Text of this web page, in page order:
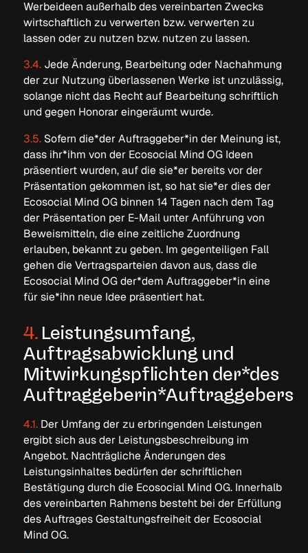
Werbeideen außerhalb des vereinbarten Zwecks
wirtschaftlich zu verwerten bzw. verwerten zu
lassen oder zu nutzen bzw. nutzen zu lassen.
3.4.Jede Änderung, Bearbeitung oder Nachahmung
der zur Nutzung überlassenen Werke ist unzulässig,
solange nicht das Recht auf Bearbeitung schriftlich
und gegen Honorar eingeräumt wurde.
3.5.Sofern die*der Auftraggeber*in der Meinung ist,
dass ihr*ihm von der Ecosocial Mind OG Ideen
präsentiert wurden, auf die sie*er bereits vor der
Präsentation gekommen ist, so hat sie*er dies der
Ecosocial Mind OG binnen 14 Tagen nach dem Tag
der Präsentation per E-Mail unter Anführung von
Beweismitteln, die eine zeitliche Zuordnung
erlauben, bekannt zu geben. Im gegenteiligen Fall
gehen die Vertragsparteien davon aus, dass die
Ecosocial Mind OG der*dem Auftraggeber*in eine
für sie*ihn neue Idee präsentiert hat.
4.Leistungsumfang,
Auftragsabwicklung und
Mitwirkungspflichten der*des
Auftraggeberin*Auftraggebers
4.1.Der Umfang der zu erbringenden Leistungen
ergibt sich aus der Leistungsbeschreibung im
Angebot. Nachträgliche Änderungen des
Leistungsinhaltes bedürfen der schriftlichen
Bestätigung durch die Ecosocial Mind OG. Innerhalb
des vereinbarten Rahmens besteht bei der Erfüllung
des Auftrages Gestaltungsfreiheit der Ecosocial
Mind OG.